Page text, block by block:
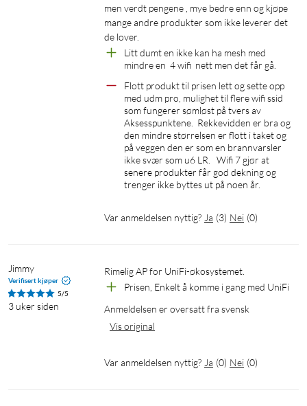
men verdt pengene , mye bedre enn og kjøpe
mange andre produkter som ikke leverer det
de lover.
Litt dumt en ikke kan ha mesh med
mindre en  4 wifi  nett men det får gå.
Flott produkt til prisen lett og sette opp
med udm pro, mulighet til flere wifi ssid
som fungerer sømløst på tvers av
Aksesspunktene.  Rekkevidden er bra og
den mindre størrelsen er flott i taket og
på veggen den er som en brannvarsler
ikke svær som u6 LR.   Wifi 7 gjør at
senere produkter får god dekning og
trenger ikke byttes ut på noen år.
Var anmeldelsen nyttig? Ja (3) Nei (0)
Jimmy
Verifisert kjøper
5/5
3 uker siden
Rimelig AP for UniFi-økosystemet.
Prisen, Enkelt å komme i gang med UniFi
Anmeldelsen er oversatt fra svensk
Vis original
Var anmeldelsen nyttig? Ja (0) Nei (0)